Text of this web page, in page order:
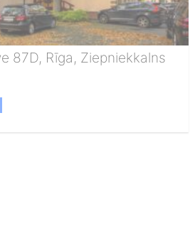
Māja, Vienības gatve 87D, Rīga, Ziepniekkalns